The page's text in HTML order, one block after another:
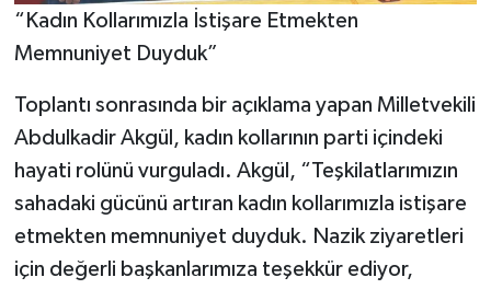
“Kadın Kollarımızla İstişare Etmekten
Memnuniyet Duyduk”
Toplantı sonrasında bir açıklama yapan Milletvekili
Abdulkadir Akgül, kadın kollarının parti içindeki
hayati rolünü vurguladı. Akgül, “Teşkilatlarımızın
sahadaki gücünü artıran kadın kollarımızla istişare
etmekten memnuniyet duyduk. Nazik ziyaretleri
için değerli başkanlarımıza teşekkür ediyor,